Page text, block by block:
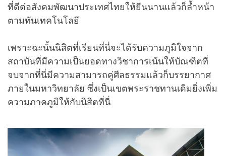
ที่ดีต่อสังคมพัฒนาประเทศไทยให้ยืนนานแล้วก็ล้ำหน้า
ตามทันเทคโนโลยี
เพราะฉะนั้นนิสิตที่เรียนที่นี่จะได้รับความภูมิใจจาก
สถาบันที่มีความเป็นยอดทางวิชาการเน้นให้บัณฑิตที่
จบจากที่นี่มีความสามารถคู่ศีลธรรมแล้วก็บรรยากาศ
ภายในมหาวิทยาลัย ซึ่งเป็นเขตพระราชทานเดิมยิ่งเพิ่ม
ความภาคภูมิให้กับนิสิตที่นี่